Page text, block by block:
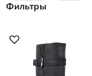
Фильтры